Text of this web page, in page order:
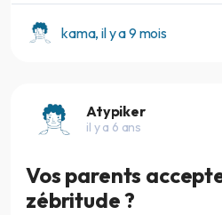
kama, il y a 9 mois
Atypiker
il y a 6 ans
Vos parents
zébritude ?